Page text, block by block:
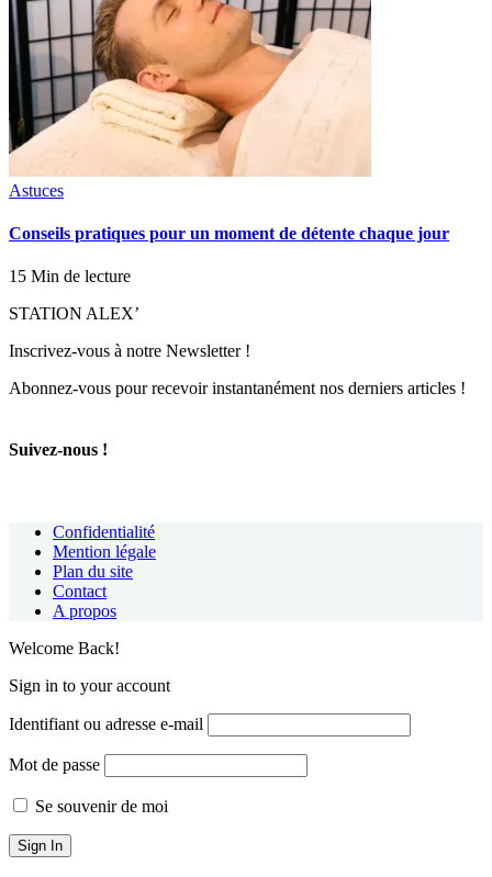
Astuces
Conseils pratiques pour un moment de détente chaque jour
15 Min de lecture
STATION ALEX’
Inscrivez-vous à notre Newsletter !
Abonnez-vous pour recevoir instantanément nos derniers articles !
Suivez-nous !
Confidentialité
Mention légale
Plan du site
Contact
A propos
Welcome Back!
Sign in to your account
Identifiant ou adresse e-mail
Mot de passe
Se souvenir de moi